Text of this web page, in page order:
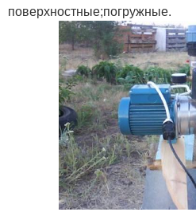
поверхностные;погружные.